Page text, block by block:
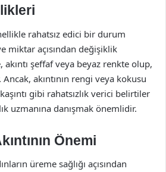
rahatsız edici bir durum
miktar açısından değişiklik
şeffaf veya beyaz renkte olup,
akıntının rengi veya kokusu
gibi rahatsızlık verici belirtiler
uzmanına danışmak önemlidir.
Önemi
üreme sağlığı açısından